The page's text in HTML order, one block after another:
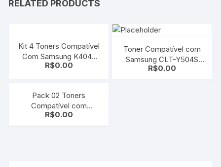
RELATED PRODUCTS
Kit 4 Toners Compatível
Com Samsung K404s
C404s M404s Y404s
R$0.00
Toner Compatível com
Samsung CLT-Y504S
Yellow | CLP-415 | CLX-
R$0.00
Pack 02 Toners
Compatível com
Samsung ML-1610D2
R$0.00